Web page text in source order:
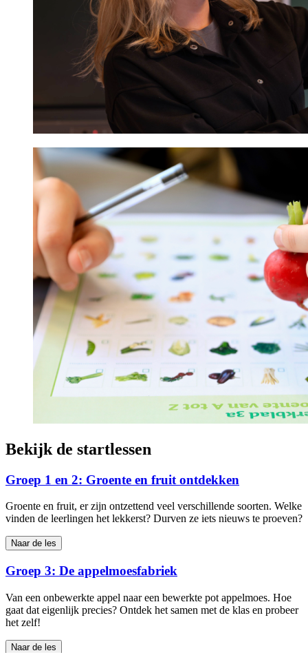
Bekijk de startlessen
Groep 1 en 2: Groente en fruit ontdekken
Groente en fruit, er zijn ontzettend veel verschillende soorten. Welke
vinden de leerlingen het lekkerst? Durven ze iets nieuws te proeven?
Naar de les
Groep 3: De appelmoesfabriek
Van een onbewerkte appel naar een bewerkte pot appelmoes. Hoe
gaat dat eigenlijk precies? Ontdek het samen met de klas en probeer
het zelf!
Naar de les